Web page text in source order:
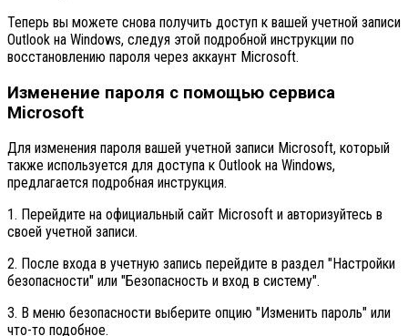
Теперь вы можете снова получить доступ к вашей учетной записи
Outlook на Windows, следуя этой подробной инструкции по
восстановлению пароля через аккаунт Microsoft.
Изменение пароля с помощью сервиса
Microsoft
Для изменения пароля вашей учетной записи Microsoft, который
также используется для доступа к Outlook на Windows,
предлагается подробная инструкция.
1. Перейдите на официальный сайт Microsoft и авторизуйтесь в
своей учетной записи.
2. После входа в учетную запись перейдите в раздел "Настройки
безопасности" или "Безопасность и вход в систему".
3. В меню безопасности выберите опцию "Изменить пароль" или
что-то подобное.